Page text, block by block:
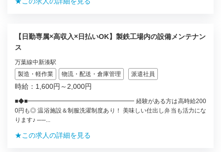
【日勤専属×高収入×日払いOK】製鉄工場内の設備メンテナン
ス
万葉線中新湊駅
製造・軽作業
物流・配送・倉庫管理 派遣社員
時給：1,600円～2,000円
■◆■━━━━━━━━━━━━━━━━━━ 経験がある方は高時給200
0円も◎ 温浴施設＆制服洗濯制度あり！ 美味しい仕出し弁当も活力にな
ります♪ ──...
★この求人の詳細を見る